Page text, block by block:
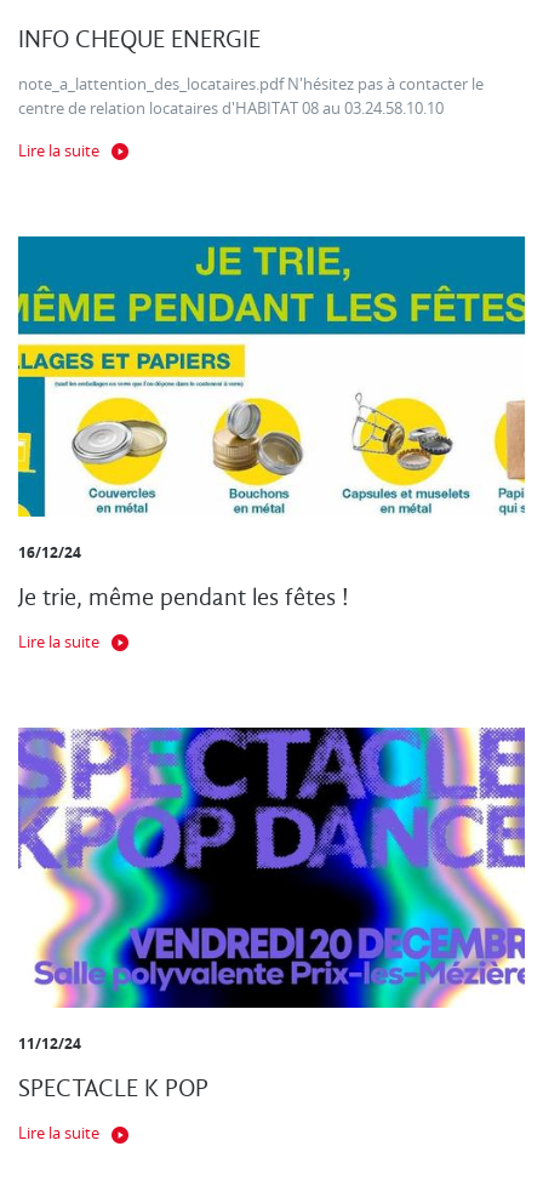
INFO CHEQUE ENERGIE
note_a_lattention_des_locataires.pdf N'hésitez pas à contacter le
centre de relation locataires d'HABITAT 08 au 03.24.58.10.10
Lire la suite
16/12/24
Je trie, même pendant les fêtes !
Lire la suite
11/12/24
SPECTACLE K POP
Lire la suite